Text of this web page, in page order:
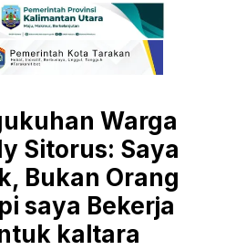
Warga
Sitorus: Saya
Bukan Orang
saya Bekerja
kaltara